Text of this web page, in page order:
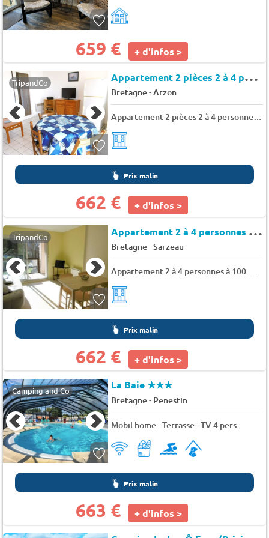
659 € + d'infos >
TripandCo A
ppartement 2 pièces 2 à 4 personnes avec jardin - Les argonautes
Bretagne-Arzon
Appartement 2 pièces 2 à 4 personnes avec jardin - Les argonautes
Prix malin
662 € + d'infos >
TripandCo A
ppartement 2 à 4 personnes à 100 m de la mer - Pointe saint jacques
Bretagne-Sarzeau
Appartement 2 à 4 personnes à 100 m de la mer - Pointe saint jacques
Prix malin
662 € + d'infos >
Camping and Co La Baie★★★
Bretagne- Penestin
Mobil home - Terrasse - TV 4 pers.
Prix malin
663 € + d'infos >